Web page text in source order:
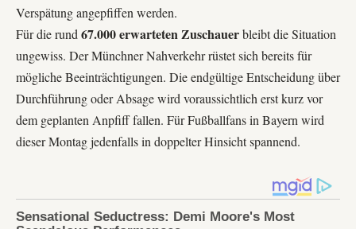
Verspätung angepfiffen werden.
Für die rund 67.000 erwarteten Zuschauerbleibt die Situation
ungewiss. Der Münchner Nahverkehr rüstet sich bereits für
mögliche Beeinträchtigungen. Die endgültige Entscheidung über
Durchführung oder Absage wird voraussichtlich erst kurz vor
dem geplanten Anpfiff fallen. Für Fußballfans in Bayern wird
dieser Montag jedenfalls in doppelter Hinsicht spannend.